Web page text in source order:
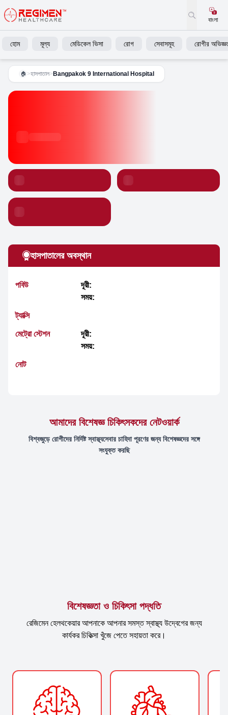
বাংলা
হোম মূল্য মেডিকেল ভিসা রোগ সেবাসমূহ রোগীর
🏠 >হাসপাতাল> Bangpakok 9 International Hospital
হাসপাতালের অবস্থান
পবিউ
দূরী:
সময়:
ট্যাক্সি
মেট্রো স্টেশন
দূরী:
সময়:
নোট
আমাদের বিশেষজ্ঞ চিকিৎসকদের নেটওয়ার্ক
বিশ্বজুড়ে রোগীদের নির্দিষ্ট স্বাস্থ্যসেবার চাহিদা পূরণের জন্য বিশেষজ্ঞদের সঙ্গে
সংযুক্ত করছি
বিশেষজ্ঞতা ও চিকিৎসা পদ্ধতি
রেজিমেন হেলথকেয়ার আপনাকে আপনার সমস্ত স্বাস্থ্য উদ্বেগের জন্য
কার্যকর চিকিত্সা খুঁজে পেতে সহায়তা করে।